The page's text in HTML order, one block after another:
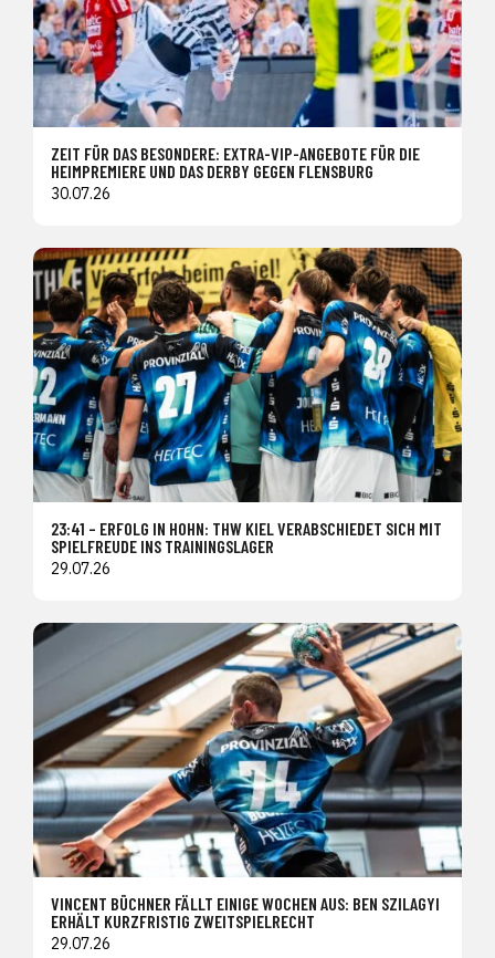
ZEIT FÜR DAS BESONDERE: EXTRA-VIP-ANGEBOTE FÜR DIE
HEIMPREMIERE UND DAS DERBY GEGEN FLENSBURG
30.07.26
23:41 – ERFOLG IN HOHN: THW KIEL VERABSCHIEDET SICH MIT
SPIELFREUDE INS TRAININGSLAGER
29.07.26
VINCENT BÜCHNER FÄLLT EINIGE WOCHEN AUS: BEN SZILAGYI
ERHÄLT KURZFRISTIG ZWEITSPIELRECHT
29.07.26